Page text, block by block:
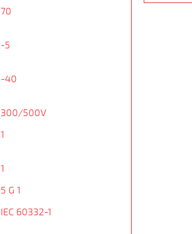
70
-5
-40
300/500V
1
1
5 G 1
IEC 60332-1